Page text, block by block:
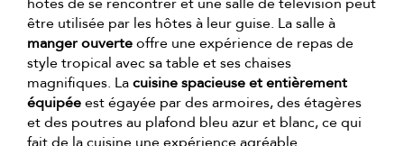
être utilisée par les hôtes à leur guise. La salle à
manger ouverteoffre une expérience de repas de
style tropical avec sa table et ses chaises
magnifiques. Lacuisine spacieuse et entièrement
équipéeest égayée par des armoires, des étagères
et des poutres au plafond bleu azur et blanc, ce qui